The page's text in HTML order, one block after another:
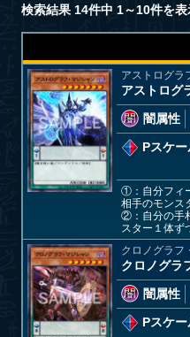
検索結果 14件中 1～10件を表
アストログラ
アストログ
闇属性
Pスケ
①：自分フィ
相手のモンス
②：自分の手
スター１体ず
クロノグラフ
クロノグラ
闇属性
Pスケ